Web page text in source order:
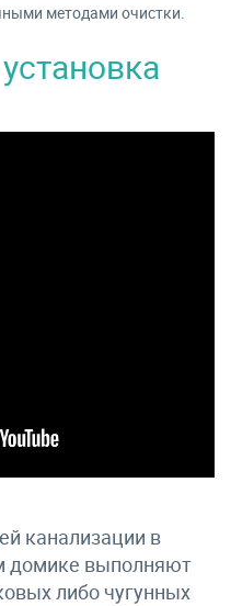
методами очистки.
канализации в
домике выполняют
либо чугунных